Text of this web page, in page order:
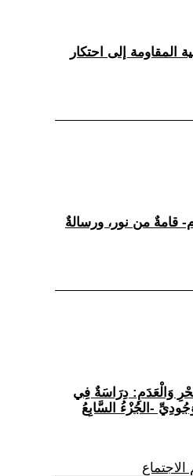
المقاومة إلى احتكار
قامةٌ من نور، ورسالةٌ
وَالْعَدَمِ: دِرَاسَةٌ فِي
-الجُزْءُ السَّابِعُ